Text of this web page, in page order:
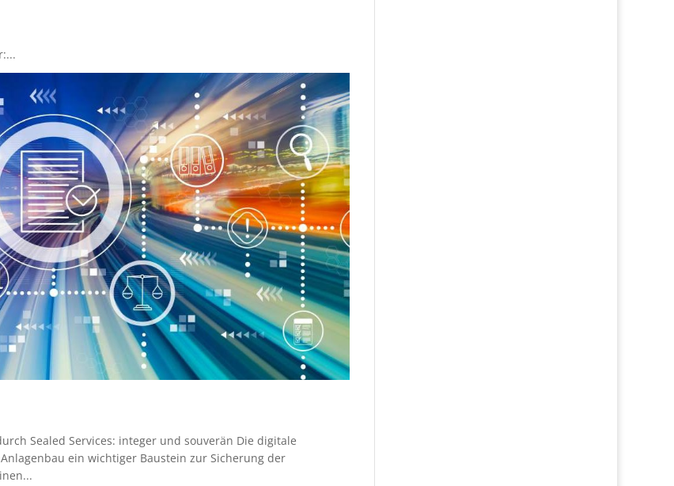
Sealed Services: integer und souverän Die digitale
ein wichtiger Baustein zur Sicherung der